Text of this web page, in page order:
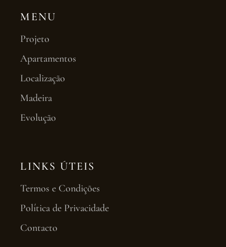
MENU
Projeto
Apartamentos
Localização
Madeira
Evolução
LINKS ÚTEIS
Termos e Condições
Política de Privacidade
Contacto